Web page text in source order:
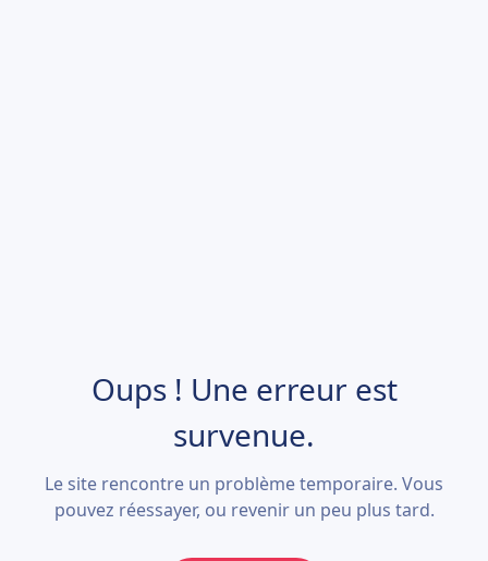
Oups ! Une erreur est
survenue.
Le site rencontre un problème temporaire. Vous
pouvez réessayer, ou revenir un peu plus tard.